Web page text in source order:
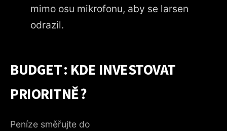
mimo osu mikrofonu, aby se larsen
odrazil.
BUDGET : KDE INVESTOVAT
PRIORITNĚ ?
Peníze směřujte do